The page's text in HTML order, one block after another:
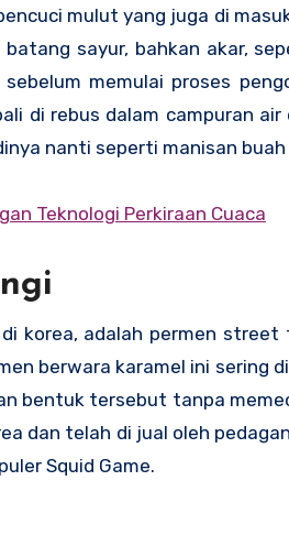
mulut yang juga di
sayur, bahkan akar,
memulai proses
di rebus dalam campuran
nanti seperti manisan buah
Teknologi Perkiraan Cuaca
korea, adalah permen
berwara karamel ini
bentuk tersebut tanpa
dan telah di jual oleh
Squid Game.